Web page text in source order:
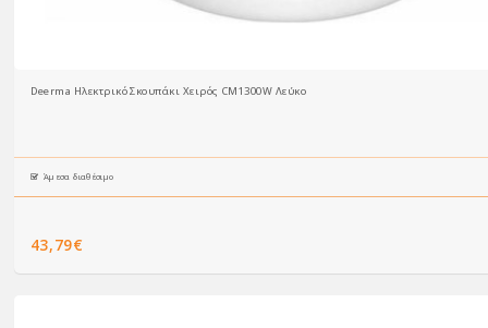
Deerma Ηλεκτρικό Σκουπάκι Χειρός CM1300W Λεύκο
Άμεσα διαθέσιμο
43,79€